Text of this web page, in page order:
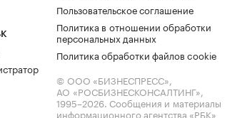
Пользовательское соглашение
Политика в отношении обработки
персональных данных
Политика обработки файлов cookie
© ООО «БИЗНЕСПРЕСС»,
АО «РОСБИЗНЕСКОНСАЛТИНГ»,
1995–2026. Сообщения и материалы
информационного агентства «РБК»